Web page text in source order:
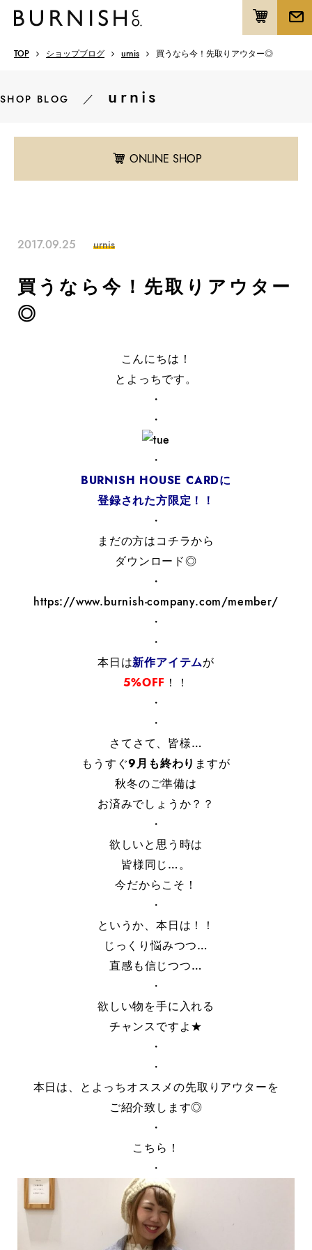
TOP ショップブログ urnis 買うなら今！先取りアウター◎
SHOP BLOG ／ urnis
ONLINE SHOP
2017.09.25 urnis
買うなら今！先取りアウター
◎
こんにちは！
とよっちです。
・
・
・
BURNISH HOUSE CARDに
登録された方限定！！
・
まだの方はコチラから
ダウンロード◎
・
https://www.burnish-company.com/member/
・
・
本日は新作アイテムが
5%OFF ！！
・
・
さてさて、皆様…
もうすぐ9月も終わり ますが
秋冬のご準備は
お済みでしょうか？？
・
欲しいと思う時は
皆様同じ…。
今だからこそ！
・
というか、本日は！！
じっくり悩みつつ…
直感も信じつつ…
・
欲しい物を手に入れる
チャンスですよ★
・
・
本日は、とよっちオススメの先取りアウターを
ご紹介致します◎
・
こちら！
・